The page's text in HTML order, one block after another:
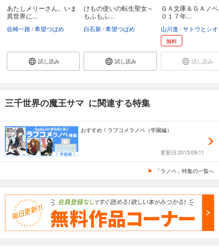
あたしメリーさん。いま
異世界に...
佐崎一路 希望つばめ
試し読み
けもの使いの転生聖女～
もふもふ...
白石新 希望つばめ
試し読み
ＧＡ文庫＆ＧＡノ
０１７年...
山川進 サトウとシオ
無料
試し読み
三千世界の魔王サマ に関連する特集
おすすめ！ラブコメラノベ（学園編）
更新日:2015/09/11
「ラノベ」特集の一覧へ